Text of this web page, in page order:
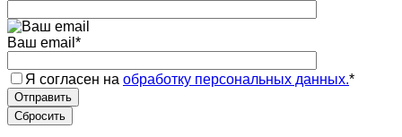
Ваш email *
Я согласен на обработку персональных данных.*